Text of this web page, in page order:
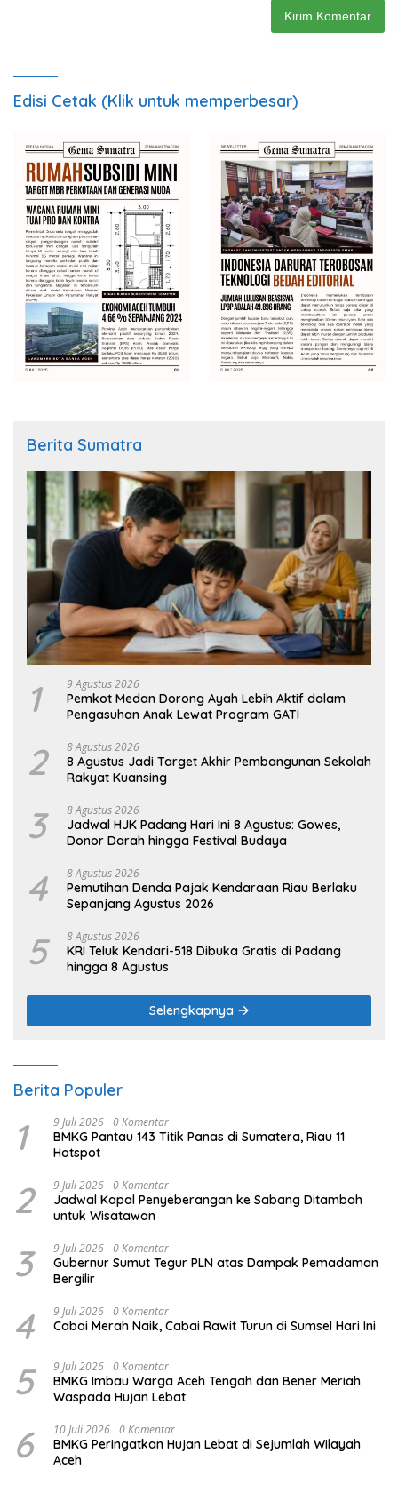
Edisi Cetak (Klik untuk memperbesar)
Berita Sumatra
1 9 Agustus 2026
Pemkot Medan Dorong Ayah Lebih Aktif dalam
Pengasuhan Anak Lewat Program GATI
2 8 Agustus 2026
8 Agustus Jadi Target Akhir Pembangunan Sekolah
Rakyat Kuansing
3 8 Agustus 2026
Jadwal HJK Padang Hari Ini 8 Agustus: Gowes,
Donor Darah hingga Festival Budaya
4 8 Agustus 2026
Pemutihan Denda Pajak Kendaraan Riau Berlaku
Sepanjang Agustus 2026
5 8 Agustus 2026
KRI Teluk Kendari-518 Dibuka Gratis di Padang
hingga 8 Agustus
Selengkapnya
Berita Populer
1 9 Juli 2026 0 Komentar
BMKG Pantau 143 Titik Panas di Sumatera, Riau 11
Hotspot
2 9 Juli 2026 0 Komentar
Jadwal Kapal Penyeberangan ke Sabang Ditambah
untuk Wisatawan
3 9 Juli 2026 0 Komentar
Gubernur Sumut Tegur PLN atas Dampak Pemadaman
Bergilir
4 9 Juli 2026 0 Komentar
Cabai Merah Naik, Cabai Rawit Turun di Sumsel Hari Ini
5 9 Juli 2026 0 Komentar
BMKG Imbau Warga Aceh Tengah dan Bener Meriah
Waspada Hujan Lebat
6 10 Juli 2026 0 Komentar
BMKG Peringatkan Hujan Lebat di Sejumlah Wilayah
Aceh